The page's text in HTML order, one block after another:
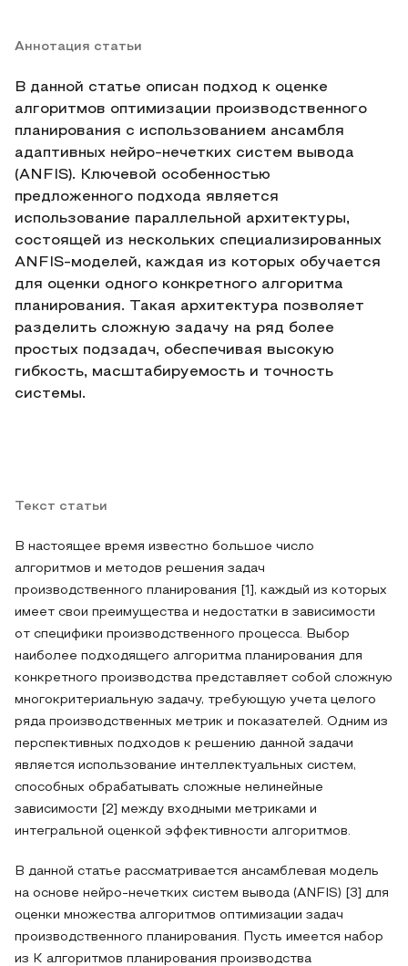
Аннотация статьи
В данной статье описан подход к оценке
алгоритмов оптимизации производственного
планирования с использованием ансамбля
адаптивных нейро-нечетких систем вывода
(ANFIS). Ключевой особенностью
предложенного подхода является
использование параллельной архитектуры,
состоящей из нескольких специализированных
ANFIS-моделей, каждая из которых обучается
для оценки одного конкретного алгоритма
планирования. Такая архитектура позволяет
разделить сложную задачу на ряд более
простых подзадач, обеспечивая высокую
гибкость, масштабируемость и точность
системы.
Текст статьи
В настоящее время известно большое число
алгоритмов и методов решения задач
производственного планирования [1], каждый из которых
имеет свои преимущества и недостатки в зависимости
от специфики производственного процесса. Выбор
наиболее подходящего алгоритма планирования для
конкретного производства представляет собой сложную
многокритериальную задачу, требующую учета целого
ряда производственных метрик и показателей. Одним из
перспективных подходов к решению данной задачи
является использование интеллектуальных систем,
способных обрабатывать сложные нелинейные
зависимости [2] между входными метриками и
интегральной оценкой эффективности алгоритмов.
В данной статье рассматривается ансамблевая модель
на основе нейро-нечетких систем вывода (ANFIS) [3] для
оценки множества алгоритмов оптимизации задач
производственного планирования. Пусть имеется набор
из K алгоритмов планирования производства